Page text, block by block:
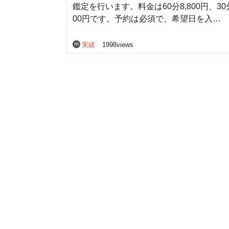
鑑定を行います。料金は60分8,800円、30
00円です。予約は必須で、希望日を入…
実績 1998views